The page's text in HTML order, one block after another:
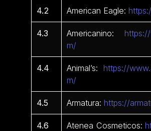
4.2 American Eagle:
4.3 Americanino:
m/
4.4 Animal’s:https://
m/
4.5 Armatura:https://
4.6 Atenea Cosmeticos: